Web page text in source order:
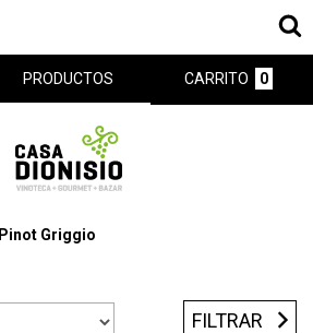
PRODUCTOS CARRITO 0
Pinot Griggio
FILTRAR